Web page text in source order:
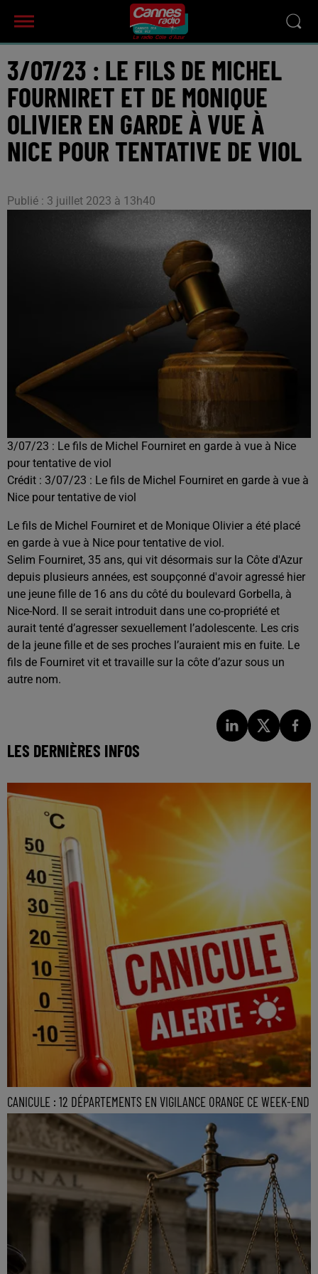
3/07/23 : LE FILS DE MICHEL
FOURNIRET ET DE MONIQUE
OLIVIER EN GARDE À VUE À
NICE POUR TENTATIVE DE VIOL
Publié : 3 juillet 2023 à 13h40
3/07/23 : Le fils de Michel Fourniret en garde à vue à Nice
pour tentative de viol
Crédit : 3/07/23 : Le fils de Michel Fourniret en garde à vue à
Nice pour tentative de viol
Le fils de Michel Fourniret et de Monique Olivier a été placé
en garde à vue à Nice pour tentative de viol.
Selim Fourniret, 35 ans, qui vit désormais sur la Côte d'Azur
depuis plusieurs années, est soupçonné d'avoir agressé hier
une jeune fille de 16 ans du côté du boulevard Gorbella, à
Nice-Nord. Il se serait introduit dans une co-propriété et
aurait tenté d’agresser sexuellement l’adolescente. Les cris
de la jeune fille et de ses proches l’auraient mis en fuite. Le
fils de Fourniret vit et travaille sur la côte d’azur sous un
autre nom.
LES DERNIÈRES INFOS
CANICULE : 12 DÉPARTEMENTS EN VIGILANCE ORANGE CE WEEK-END